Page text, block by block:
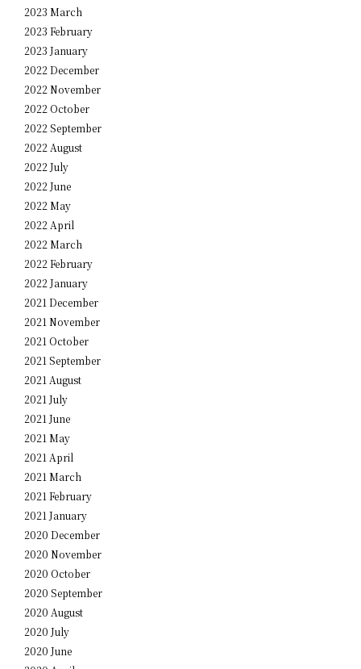
2023 March
2023 February
2023 January
2022 December
2022 November
2022 October
2022 September
2022 August
2022 July
2022 June
2022 May
2022 April
2022 March
2022 February
2022 January
2021 December
2021 November
2021 October
2021 September
2021 August
2021 July
2021 June
2021 May
2021 April
2021 March
2021 February
2021 January
2020 December
2020 November
2020 October
2020 September
2020 August
2020 July
2020 June